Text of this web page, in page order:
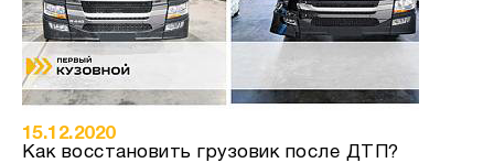
15.12.2020
Как восстановить грузовик после ДТП?